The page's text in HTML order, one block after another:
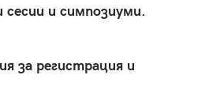
сесии и симпозиуми.
за регистрация и